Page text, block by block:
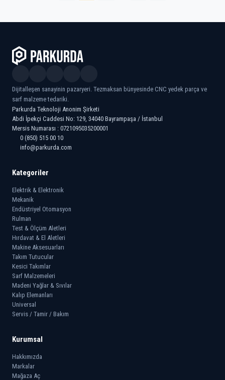
Dijitalleşen sanayinin pazaryeri. Tezmaksan bünyesinde CNC yedek parça ve
sarf malzeme tedariki.
Parkurda Teknoloji Anonim Şirketi
Abdi İpekçi Caddesi No: 129, 34040 Bayrampaşa / İstanbul
Mersis Numarası : 0721095035200001
0 (850) 515 00 10
info@parkurda.com
Kategoriler
Elektrik & Elektronik
Mekanik
Endüstriyel Otomasyon
Rulman
Test & Ölçüm Aletleri
Hırdavat & El Aletleri
Makine Aksesuarları
Takım Tutucular
Kesici Takımlar
Sarf Malzemeleri
Madeni Yağlar & Sıvılar
Kalıp Elemanları
Universal
Servis / Tamir / Bakım
Kurumsal
Hakkımızda
Markalar
Mağaza Aç